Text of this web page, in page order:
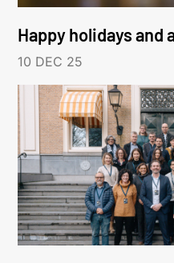
Happy holidays and
10 DEC 25